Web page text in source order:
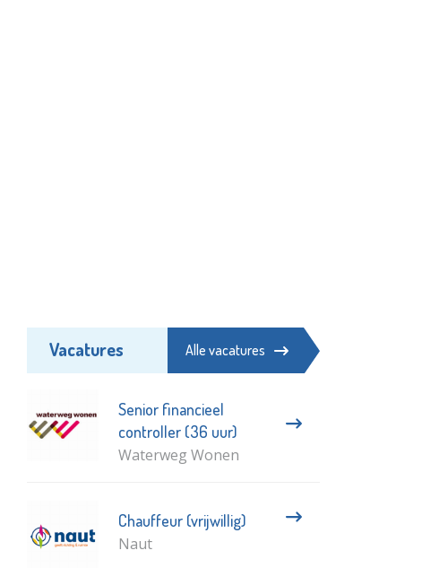
Vacatures Alle vacatures
Senior financieel
controller (36 uur)
Waterweg Wonen
Chauffeur (vrijwillig)
Naut